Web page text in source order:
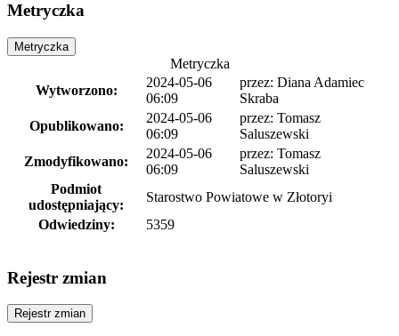
Metryczka
Metryczka
Metryczka
Wytworzono:
2024-05-06
06:09
przez: Diana Adamiec
Skraba
Opublikowano:
2024-05-06
06:09
przez: Tomasz
Saluszewski
Zmodyfikowano:
2024-05-06
06:09
przez: Tomasz
Saluszewski
Podmiot
udostępniający:
Starostwo Powiatowe w Złotoryi
Odwiedziny:
5359
Rejestr zmian
Rejestr zmian